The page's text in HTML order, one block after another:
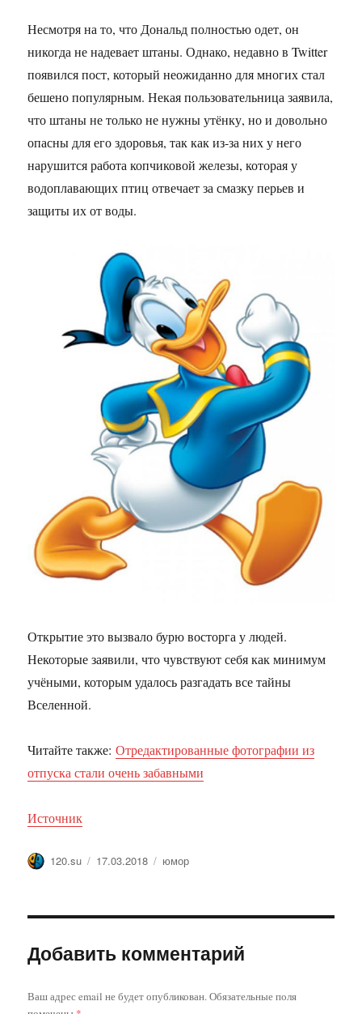
Несмотря на то, что Дональд полностью одет, он
никогда не надевает штаны. Однако, недавно в Twitter
появился пост, который неожиданно для многих стал
бешено популярным. Некая пользовательница заявила,
что штаны не только не нужны утёнку, но и довольно
опасны для его здоровья, так как из-за них у него
нарушится работа копчиковой железы, которая у
водоплавающих птиц отвечает за смазку перьев и
защиты их от воды.
Открытие это вызвало бурю восторга у людей.
Некоторые заявили, что чувствуют себя как минимум
учёными, которым удалось разгадать все тайны
Вселенной.
Читайте также:Отредактированные фотографии из
отпуска стали очень забавными
Источник
Автор
120.su Опубликовано
17.03.2018 Метки
юмор
Добавить комментарий
Ваш адрес email не будет опубликован.Обязательные поля